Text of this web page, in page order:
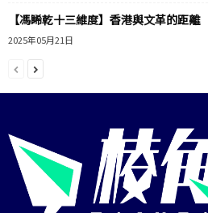
【馮睎乾十三維度】香港與文革的距離
2025年05月21日